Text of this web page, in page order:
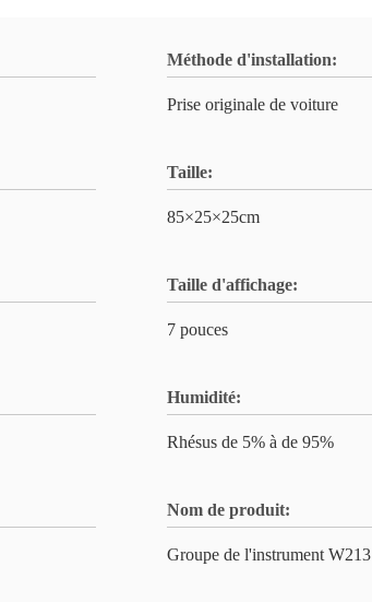
Méthode d'installation:
Prise originale de voiture
Taille:
85×25×25cm
Taille d'affichage:
7 pouces
Humidité:
Rhésus de 5% à de 95%
Nom de produit:
Groupe de l'instrument W213